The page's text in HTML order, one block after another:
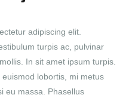
adipiscing elit.
turpis ac, pulvinar
In sit amet ipsum turpis.
lobortis, mi metus
eu massa. Phasellus